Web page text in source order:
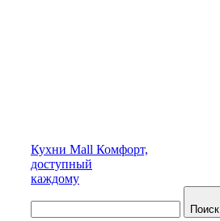
Кухни Mall Комфорт,
доступный
каждому
Поиск